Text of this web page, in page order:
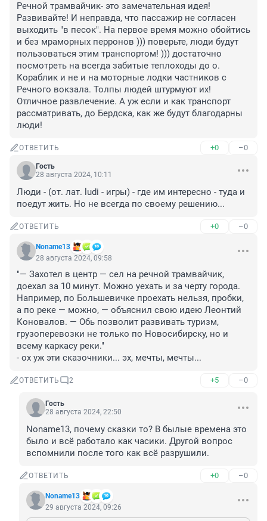
Речной трамвайчик- это замечательная идея!
Развивайте! И неправда, что пассажир не согласен
выходить "в песок". На первое время можно обойтись
и без мраморных перронов ))) поверьте, люди будут
пользоваться этим транспортом! ))) достаточно
посмотреть на всегда забитые теплоходы до о.
Кораблик и не и на моторные лодки частников с
Речного вокзала. Толпы людей штурмуют их!
Отличное развлечение. А уж если и как транспорт
рассматривать, до Бердска, как же будут благодарны
люди!
ОТВЕТИТЬ +0 –0
Гость
28 августа 2024, 10:11
Люди - (от. лат. ludi - игры) - где им интересно - туда и
поедут жить. Но не всегда по своему решению...
ОТВЕТИТЬ +0 –0
Noname13
28 августа 2024, 09:58
"— Захотел в центр — сел на речной трамвайчик,
доехал за 10 минут. Можно уехать и за черту города.
Например, по Большевичке проехать нельзя, пробки,
а по реке — можно, — объяснил свою идею Леонтий
Коновалов. — Обь позволит развивать туризм,
грузоперевозки не только по Новосибирску, но и
всему каркасу реки."
- ох уж эти сказочники... эх, мечты, мечты...
ОТВЕТИТЬ 2 +5 –0
Гость
28 августа 2024, 22:50
Noname13, почему сказки то? В былые времена это
было и всё работало как часики. Другой вопрос
вспомнили после того как всё разрушили.
ОТВЕТИТЬ +0 –0
Noname13
29 августа 2024, 09:26